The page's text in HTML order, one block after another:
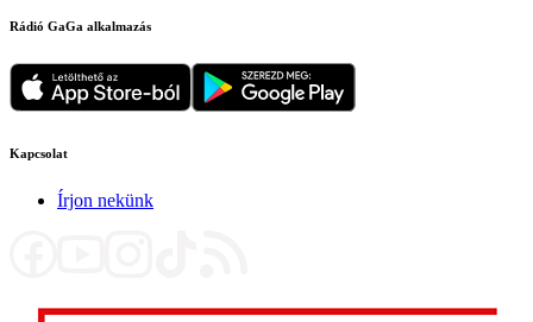
Rádió GaGa alkalmazás
Kapcsolat
Írjon nekünk